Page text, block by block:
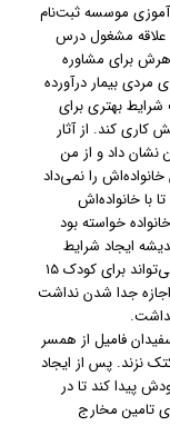
موسسه ثبت‌نام
علاقه مشغول درس
برای مشاوره
را به همسری مردی بیمار درآورده
بهتری برای
کاری کند. از آثار
داد و از من
را نمی‌داد
با خانواده‌اش
خواسته بود
ایجاد شرایط
بهتر برای فرزندانش بود اما احساس گناه از اینکه نمی‌تواند برای کودک ۱۵
اجازه جدا شدن نداشت
فامیل از همسر
نزند. پس از ایجاد
پیدا کند تا در
تامین مخارج